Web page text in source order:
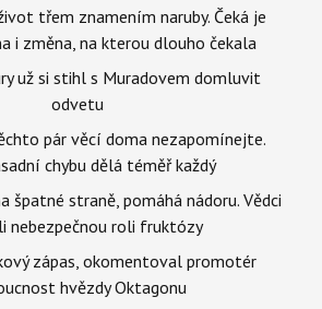
třem znamením naruby. Čeká je
i změna, na kterou dlouho čekala
už si stihl s Muradovem domluvit
odvetu
pár věcí doma nezapomínejte.
chybu dělá téměř každý
špatné straně, pomáhá nádoru. Vědci
nebezpečnou roli fruktózy
zápas, okomentoval promotér
hvězdy Oktagonu